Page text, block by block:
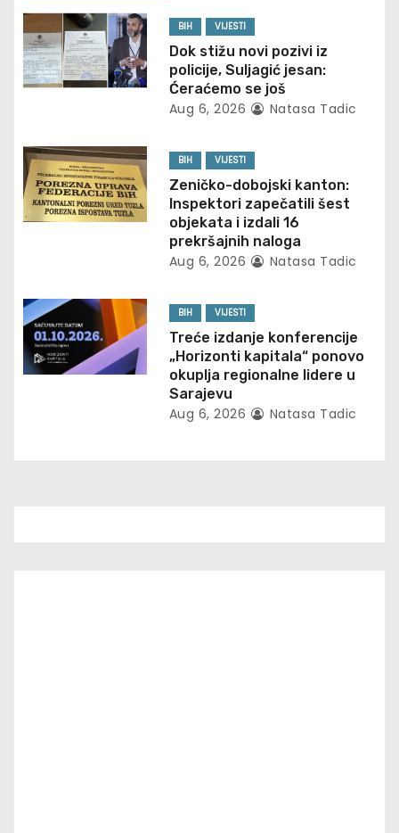
v
i
a
t
i
n
BIH VIJESTI
Dok stižu novi pozivi iz
policije, Suljagić jesan:
Ćeraćemo se još
Aug 6, 2026 Natasa Tadic
BIH VIJESTI
Zeničko-dobojski kanton:
Inspektori zapečatili šest
objekata i izdali 16
prekršajnih naloga
Aug 6, 2026 Natasa Tadic
BIH VIJESTI
Treće izdanje konferencije
„Horizonti kapitala“ ponovo
okuplja regionalne lidere u
Sarajevu
Aug 6, 2026 Natasa Tadic